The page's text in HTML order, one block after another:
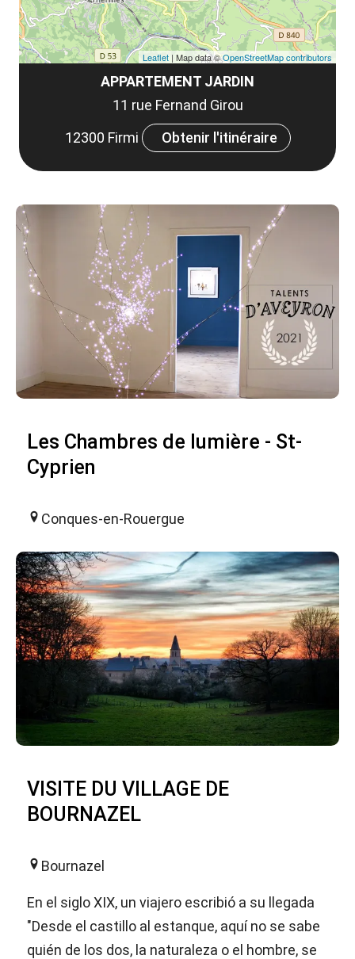
APPARTEMENT JARDIN
11 rue Fernand Girou
12300 Firmi
Obtenir l'itinéraire
Leaflet | Map data ©OpenStreetMap contributors
Les Chambres de lumière - St-
Cyprien
Conques-en-Rouergue
VISITE DU VILLAGE DE
BOURNAZEL
Bournazel
En el siglo XIX, un viajero escribió a su llegada
"Desde el castillo al estanque, aquí no se sabe
quién de los dos, la naturaleza o el hombre, se